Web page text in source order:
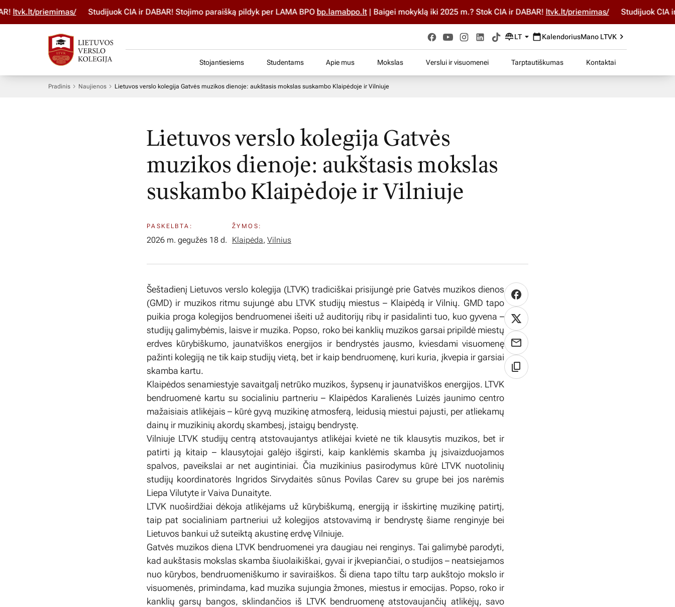
priemimas/ Studijuok ČIA ir DABAR! Stojimo paraišką pildyk per LAMA BPObp.lamabpo.lt| Baigei mokyklą iki 2025 m.? Stok ČIA ir DABAR!ltvk.lt/priemimas/ Studijuok ČIA ir
LT KalendoriusMano LTVK
Stojantiesiems Studentams Apie mus Mokslas Verslui ir visuomenei Tarptautiškumas Kontaktai
Pradinis Naujienos Lietuvos verslo kolegija Gatvės muzikos dienoje: aukštasis mokslas suskambo Klaipėdoje ir Vilniuje
Lietuvos verslo kolegija Gatvės
muzikos dienoje: aukštasis mokslas
suskambo Klaipėdoje ir Vilniuje
PASKELBTA:
2026 m. gegužės 18 d.
ŽYMOS:
Klaipėda, Vilnius
Šeštadienį Lietuvos verslo kolegija (LTVK) tradiciškai prisijungė prie Gatvės muzikos dienos
(GMD) ir muzikos ritmu sujungė abu LTVK studijų miestus – Klaipėdą ir Vilnių. GMD tapo
puikia proga kolegijos bendruomenei išeiti už auditorijų ribų ir pasidalinti tuo, kuo gyvena –
studijų galimybėmis, laisve ir muzika. Popso, roko bei kanklių muzikos garsai pripildė miestų
erdves kūrybiškumo, jaunatviškos energijos ir bendrystės jausmo, kviesdami visuomenę
pažinti kolegiją ne tik kaip studijų vietą, bet ir kaip bendruomenę, kuri kuria, įkvepia ir garsiai
skamba kartu.
Klaipėdos senamiestyje savaitgalį netrūko muzikos, šypsenų ir jaunatviškos energijos. LTVK
bendruomenė kartu su socialiniu partneriu – Klaipėdos Karalienės Luizės jaunimo centro
mažaisiais atlikėjais – kūrė gyvą muzikinę atmosferą, leidusią miestui pajusti, per atliekamų
dainų ir muzikinių akordų skambesį, įstaigų bendrystę.
Vilniuje LTVK studijų centrą atstovaujantys atlikėjai kvietė ne tik klausytis muzikos, bet ir
patirti ją kitaip – klausytojai galėjo išgirsti, kaip kanklėmis skamba jų įsivaizduojamos
spalvos, paveikslai ar net augintiniai. Čia muzikinius pasirodymus kūrė LTVK nuotolinių
studijų koordinatorės Ingridos Sirvydaitės sūnus Povilas Carev su grupe bei jos narėmis
Liepa Vilutyte ir Vaiva Dunaityte.
LTVK nuoširdžiai dėkoja atlikėjams už kūrybiškumą, energiją ir išskirtinę muzikinę patirtį,
taip pat socialiniam partneriui už kolegijos atstovavimą ir bendrystę šiame renginyje bei
Lietuvos bankui už suteiktą akustinę erdvę Vilniuje.
Gatvės muzikos diena LTVK bendruomenei yra daugiau nei renginys. Tai galimybė parodyti,
kad aukštasis mokslas skamba šiuolaikiškai, gyvai ir įkvepiančiai, o studijos – neatsiejamos
nuo kūrybos, bendruomeniškumo ir saviraiškos. Ši diena tapo tiltu tarp aukštojo mokslo ir
visuomenės, primindama, kad muzika sujungia žmones, miestus ir emocijas. Popso, roko ir
kanklių garsų bangos, sklindančios iš LTVK bendruomenę atstovaujančių atlikėjų, savo